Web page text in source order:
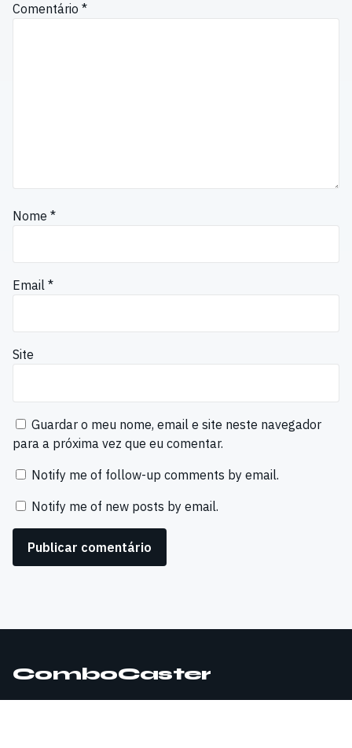
Comentário *
Nome *
Email *
Site
Guardar o meu nome, email e site neste navegador
para a próxima vez que eu comentar.
Notify me of follow-up comments by email.
Notify me of new posts by email.
ComboCaster